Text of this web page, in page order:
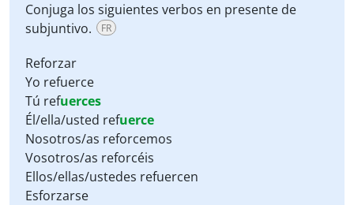
Conjuga los siguientes verbos en presente de
subjuntivo.
FR
Reforzar
Yo refuerce
Tú refuerces
Él/ella/usted refuerce
Nosotros/as reforcemos
Vosotros/as reforcéis
Ellos/ellas/ustedes refuercen
Esforzarse